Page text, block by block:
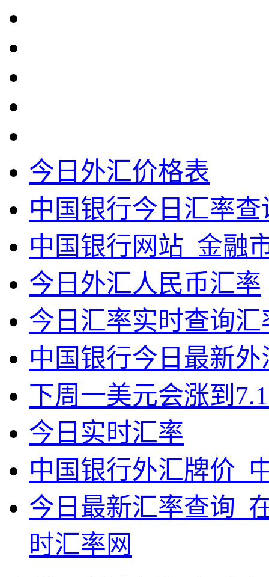
今日外汇价格表
中国银行今日汇率查
中国银行网站_金融
今日外汇人民币汇率
今日汇率实时查询汇
中国银行今日最新
下周一美元会涨到
今日实时汇率
中国银行外汇牌价_
今日最新汇率查询_
时汇率网